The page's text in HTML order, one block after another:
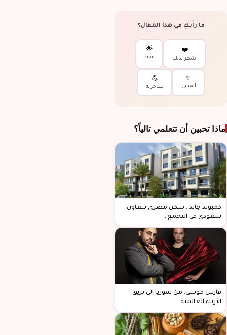
ما رأيكِ في هذا المقال؟
❤️
أشعر بذلك
🌟
مفيد
✨
ألهمني
💪
سأجربه
ماذا تحبين أن تتعلمي تالياً؟
كمبوند جايد.. سكن مصري بتعاون
سعودي في التجمع…
فارس موسى: من سوريا إلى بريق
الأزياء العالمية